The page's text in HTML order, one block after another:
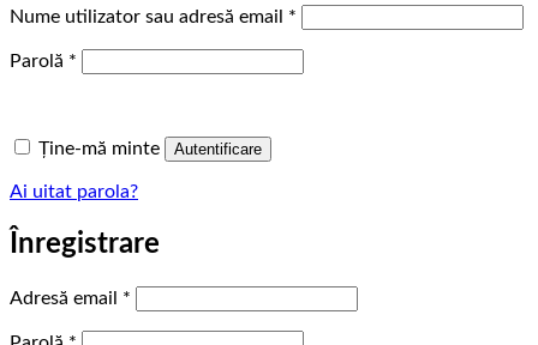
Nume utilizator sau adresă email *
Parolă *
Ține-mă minte Autentificare
Ai uitat parola?
Înregistrare
Adresă email *